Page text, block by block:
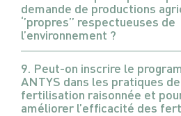
demande de productions
‘’propres’’ respectueuses de
l’environnement ?
9. Peut-on inscrire le
ANTYS dans les pratiques de
fertilisation raisonnée et
améliorer l’efficacité des